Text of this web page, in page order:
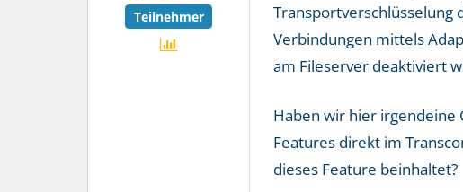
Teilnehmer
Transportverschlüsselung
Verbindungen mittels
am Fileserver deaktiviert
Haben wir hier irgendeine
Features direkt im
dieses Feature beinhaltet?